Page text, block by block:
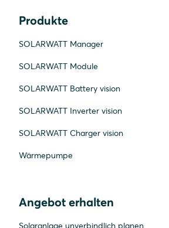
Produkte
SOLARWATT Manager
SOLARWATT Module
SOLARWATT Battery vision
SOLARWATT Inverter vision
SOLARWATT Charger vision
Wärmepumpe
Angebot erhalten
Solaranlage unverbindlich planen